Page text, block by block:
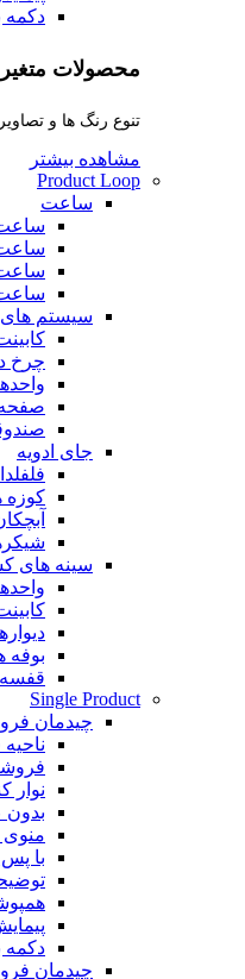
دکمه
محصولات متغیر
تنوع رنگ ها و
مشاهده بیشتر
Product Loop
ساعت
ساعت
سیستم
چرخ
جای ادویه
کوزه
سینه های
بوفه
Single Product
چیدمان
ناحیه
نوار
بدون
با پس
دکمه
چیدمان